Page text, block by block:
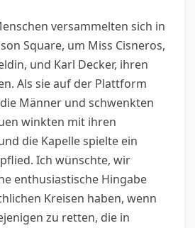
versammelten sich in
Square, um Miss Cisneros,
und Karl Decker, ihren
Als sie auf der Plattform
Männer und schwenkten
winkten mit ihren
die Kapelle spielte ein
Ich wünschte, wir
enthusiastische Hingabe
Kreisen haben, wenn
zu retten, die in